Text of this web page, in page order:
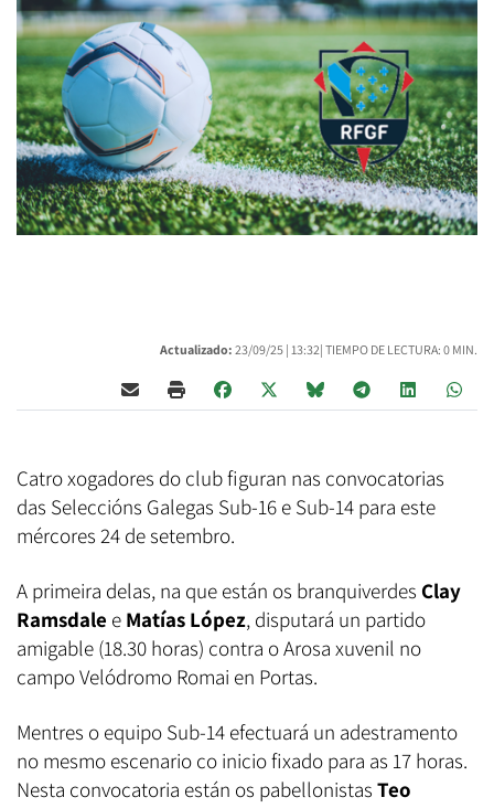
Actualizado: 23/09/25 | 13:32| TIEMPO DE LECTURA: 0 MIN.
Catro xogadores do club figuran nas convocatorias
das Seleccións Galegas Sub-16 e Sub-14 para este
mércores 24 de setembro.
A primeira delas, na que están os branquiverdes Clay
Ramsdale e Matías López, disputará un partido
amigable (18.30 horas) contra o Arosa xuvenil no
campo Velódromo Romai en Portas.
Mentres o equipo Sub-14 efectuará un adestramento
no mesmo escenario co inicio fixado para as 17 horas.
Nesta convocatoria están os pabellonistas Teo